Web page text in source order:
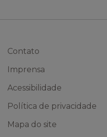
Contato
Imprensa
Acessibilidade
Política de privacidade
Mapa do site